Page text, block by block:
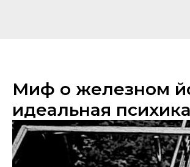
Миф о железном
идеальная психика